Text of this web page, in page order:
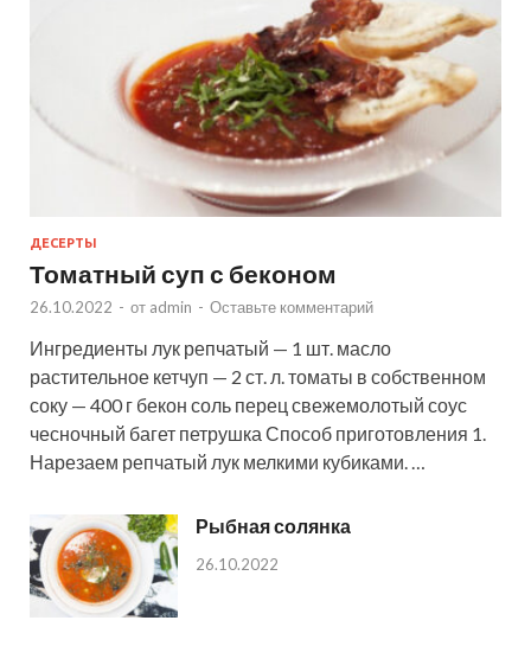
ДЕСЕРТЫ
Томатный суп с беконом
26.10.2022 - от admin - Оставьте комментарий
Ингредиенты лук репчатый — 1 шт. масло
растительное кетчуп — 2 ст. л. томаты в собственном
соку — 400 г бекон соль перец свежемолотый соус
чесночный багет петрушка Способ приготовления 1.
Нарезаем репчатый лук мелкими кубиками. …
Рыбная солянка
26.10.2022